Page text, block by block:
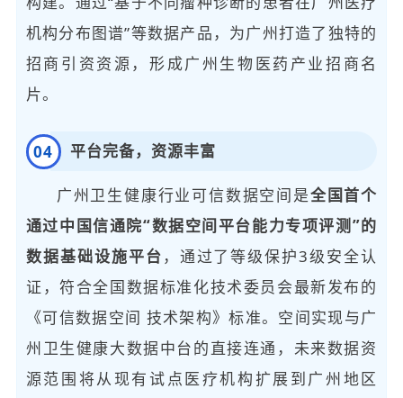
机构分布图谱”等数据产品，为广州打造了独特的
招商引资资源，形成广州生物医药产业招商名
片。
04 平台完备，资源丰富
广州卫生健康行业可信数据空间是全国首个
通过中国信通院“数据空间平台能力专项评测”的
数据基础设施平台 ，通过了等级保护3级安全认
证，符合全国数据标准化技术委员会最新发布的
《可信数据空间 技术架构》标准。空间实现与广
州卫生健康大数据中台的直接连通，未来数据资
源范围将从现有试点医疗机构扩展到广州地区